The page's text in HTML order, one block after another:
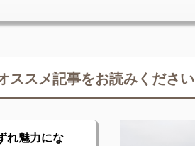
ススメ記事をお読みください
れ魅力にな